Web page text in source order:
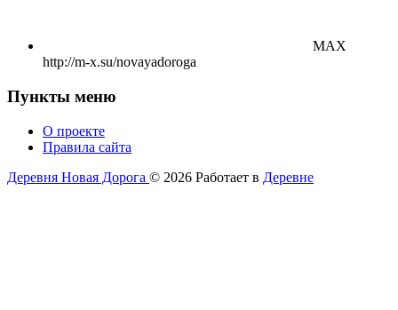
MAX
http://m-x.su/novayadoroga
Пункты меню
О проекте
Правила сайта
Деревня Новая Дорога © 2026 Работает в Деревне